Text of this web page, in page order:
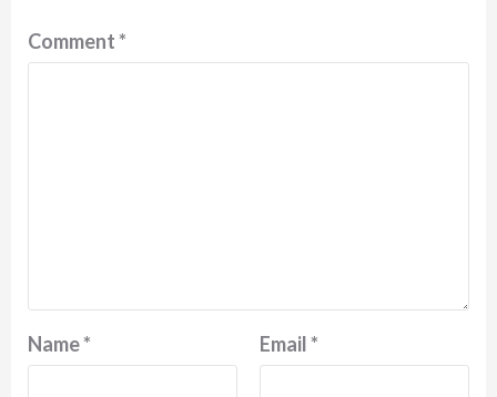
Comment*
Name* Email*